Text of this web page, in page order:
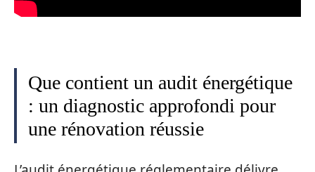
Que contient un audit énergétique
: un diagnostic approfondi pour
une rénovation réussie